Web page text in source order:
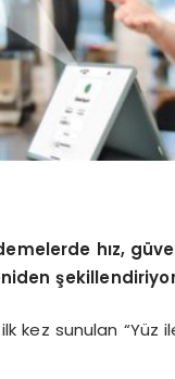
hız,
kez sunulan “Yüz